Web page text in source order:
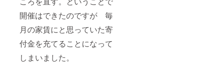
開催はできたのですが 毎
月の家賃にと思っていた寄
付金を充てることになって
しまいました。